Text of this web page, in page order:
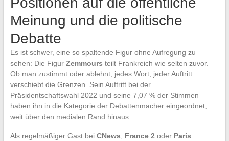
Meinung und die politische
Debatte
Es ist schwer, eine so spaltende Figur ohne Aufregung zu
sehen: Die Figur Zemmours teilt Frankreich wie selten zuvor.
Ob man zustimmt oder ablehnt, jedes Wort, jeder Auftritt
verschiebt die Grenzen. Sein Auftritt bei der
Präsidentschaftswahl 2022 und seine 7,07 % der Stimmen
haben ihn in die Kategorie der Debattenmacher eingeordnet,
weit über den medialen Rand hinaus.
Als regelmäßiger Gast bei CNews France 2 oder Paris